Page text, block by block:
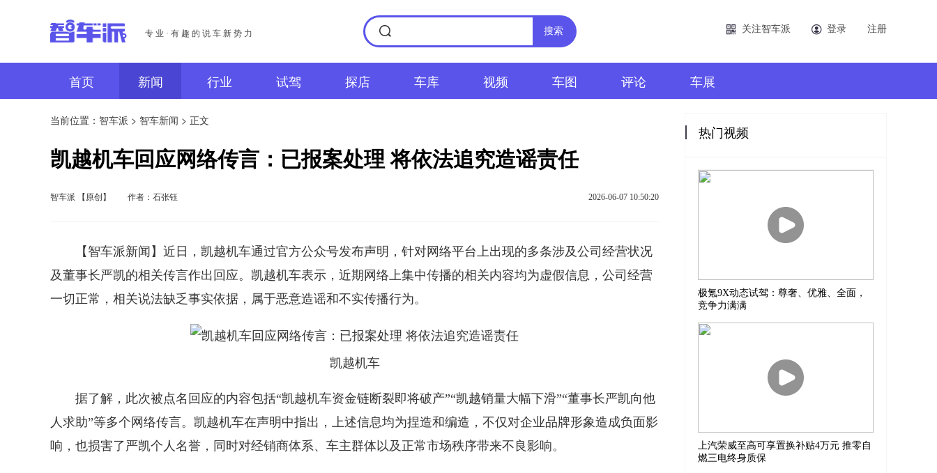
专业·有趣的说车新势力 搜索 关注智车派 登录 注册
首页 新闻 行业 试驾 探店 车库 视频 车图 评论 车展
当前位置： 智车派 > 智车新闻 > 正文
凯越机车回应网络传言：已报案处理 将依法追究造谣责任
智车派 【原创】 作者：石张钰 2026-06-07 10:50:20
【智车派新闻】近日，凯越机车通过官方公众号发布声明，针对网络平台上出现的多条涉及公司经营状况
及董事长严凯的相关传言作出回应。凯越机车表示，近期网络上集中传播的相关内容均为虚假信息，公司经营
一切正常，相关说法缺乏事实依据，属于恶意造谣和不实传播行为。
凯越机车
据了解，此次被点名回应的内容包括“凯越机车资金链断裂即将破产”“凯越销量大幅下滑”“董事长严凯向他
人求助”等多个网络传言。凯越机车在声明中指出，上述信息均为捏造和编造，不仅对企业品牌形象造成负面影
响，也损害了严凯个人名誉，同时对经销商体系、车主群体以及正常市场秩序带来不良影响。
热门视频
极氪9X动态试驾：尊奢、优雅、全面，
竞争力满满
上汽荣威至高可享置换补贴4万元 推零自
燃三电终身质保